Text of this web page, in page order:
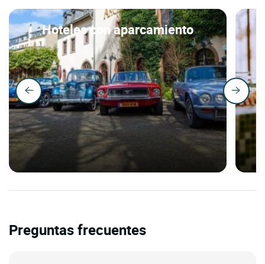
Hoteles con aparcamiento
Preguntas frecuentes